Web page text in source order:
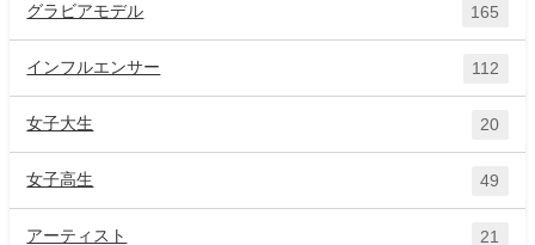
グラビアモデル 165
インフルエンサー 112
女子大生 20
女子高生 49
アーティスト 21